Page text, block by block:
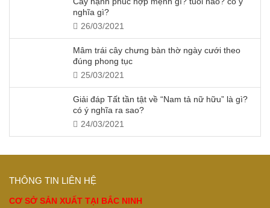
nghĩa gì?
26/03/2021
Mâm trái cây chưng bàn thờ ngày cưới theo
đúng phong tục
25/03/2021
Giải đáp Tất tần tật về “Nam tả nữ hữu” là gì?
có ý nghĩa ra sao?
24/03/2021
THÔNG TIN LIÊN HỆ
CƠ SỞ SẢN XUẤT TẠI BẮC NINH